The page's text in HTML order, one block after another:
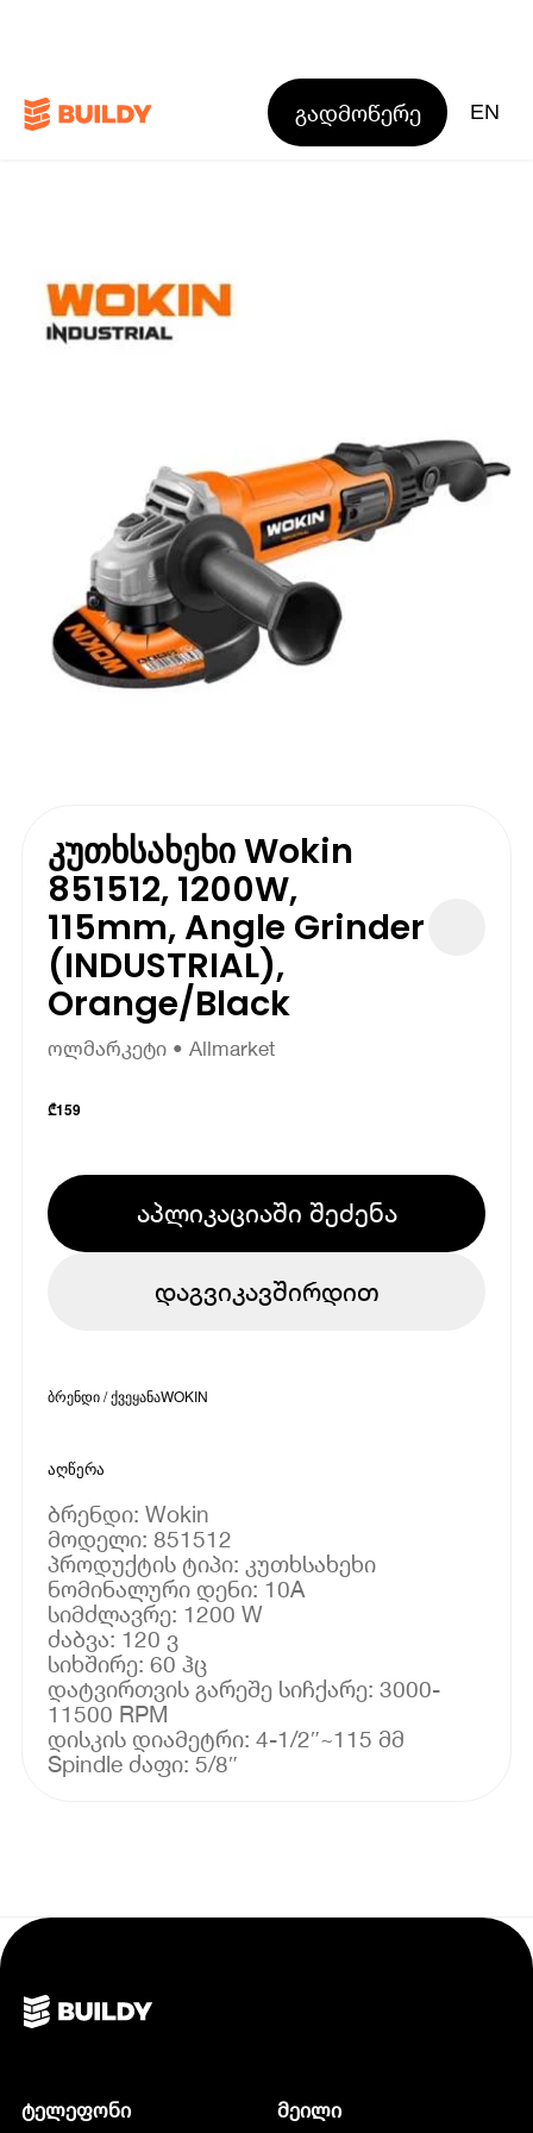
გადმოწერე EN
კუთხსახეხი Wokin
851512, 1200W,
115mm, Angle Grinder
(INDUSTRIAL),
Orange/Black
ოლმარკეტი • Allmarket
₾159
აპლიკაციაში შეძენა
დაგვიკავშირდით
ბრენდი / ქვეყანაWOKIN
აღწერა
ბრენდი: Wokin
მოდელი: 851512
პროდუქტის ტიპი: კუთხსახეხი
ნომინალური დენი: 10A
სიმძლავრე: 1200 W
ძაბვა: 120 ვ
სიხშირე: 60 ჰც
დატვირთვის გარეშე სიჩქარე: 3000-
11500 RPM
დისკის დიამეტრი: 4-1/2″~115 მმ
Spindle ძაფი: 5/8″
ტელეფონი
მეილი